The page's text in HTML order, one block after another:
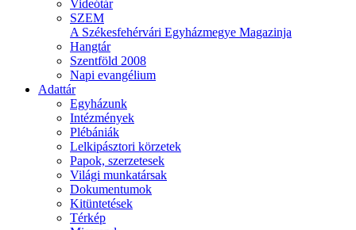
Videótár
SZEM
A Székesfehérvári Egyházmegye Magazinja
Hangtár
Szentföld 2008
Napi evangélium
Adattár
Egyházunk
Intézmények
Plébániák
Lelkipásztori körzetek
Papok, szerzetesek
Világi munkatársak
Dokumentumok
Kitüntetések
Térkép